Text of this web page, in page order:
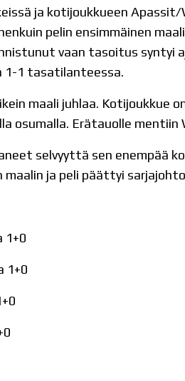
ja kotijoukkueen
pelin ensimmäinen
vaan tasoitus syntyi
1-1 tasatilanteessa.
maali juhlaa. Kotijoukkue
osumalla. Erätauolle mentiin
selvyyttä sen enempää
maalin ja peli päättyi
1+0
1+0